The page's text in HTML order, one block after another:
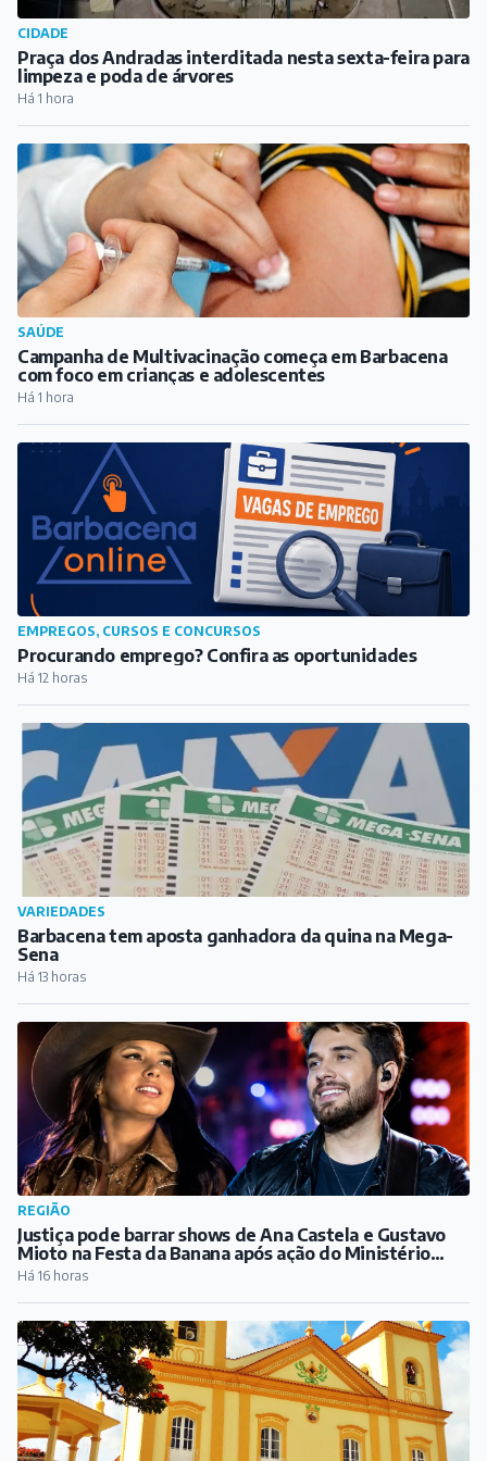
COTIDIANO
Adolescente sofre tentativa de homicídio em São João
del Rei; dois suspeitos presos
Há 1 hora
CIDADE
Praça dos Andradas interditada nesta sexta-feira para
limpeza e poda de árvores
Há 1 hora
SAÚDE
Campanha de Multivacinação começa em Barbacena
com foco em crianças e adolescentes
Há 1 hora
EMPREGOS, CURSOS E CONCURSOS
Procurando emprego? Confira as oportunidades
Há 12 horas
VARIEDADES
Barbacena tem aposta ganhadora da quina na Mega-
Sena
Há 13 horas